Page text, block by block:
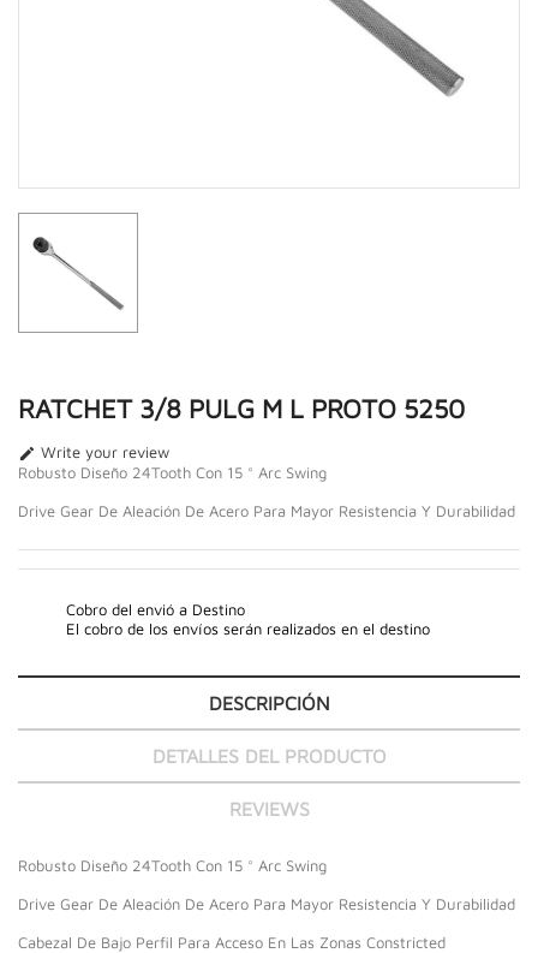
RATCHET 3/8 PULG M L PROTO 5250
 Write your review
Robusto Diseño 24Tooth Con 15 ° Arc Swing
Drive Gear De Aleación De Acero Para Mayor Resistencia Y Durabilidad
Cobro del envió a Destino
El cobro de los envíos serán realizados en el destino
DESCRIPCIÓN
DETALLES DEL PRODUCTO
REVIEWS
Robusto Diseño 24Tooth Con 15 ° Arc Swing
Drive Gear De Aleación De Acero Para Mayor Resistencia Y Durabilidad
Cabezal De Bajo Perfil Para Acceso En Las Zonas Constricted